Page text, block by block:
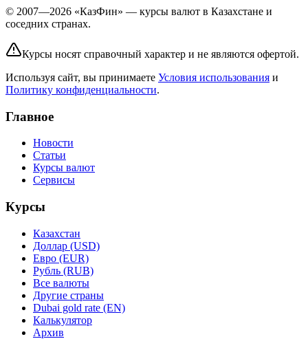
© 2007—2026 «КазФин» — курсы валют в Казахстане и
соседних странах.
Курсы носят справочный характер и не являются офертой.
Используя сайт, вы принимаете Условия использования и
Политику конфиденциальности.
Главное
Новости
Статьи
Курсы валют
Сервисы
Курсы
Казахстан
Доллар (USD)
Евро (EUR)
Рубль (RUB)
Все валюты
Другие страны
Dubai gold rate (EN)
Калькулятор
Архив